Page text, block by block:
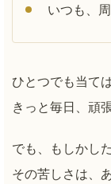
いつも、
ひとつでも当て
きっと毎日、頑
でも、もしかし
その苦しさは、